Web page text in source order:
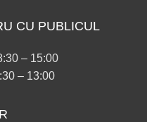
CU PUBLICUL
– 15:00
– 13:00